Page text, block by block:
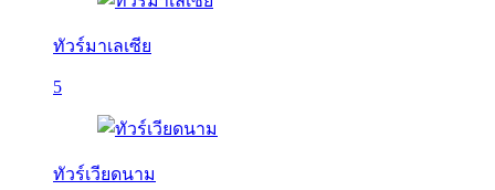
ทัวร์มาเลเซีย
5
ทัวร์เวียดนาม